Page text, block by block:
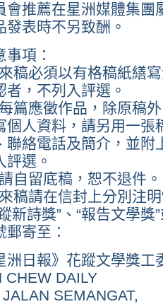
會推薦在星洲媒體集團
發表時不另致酬。
事項：
稿必須以有格稿紙繕
者，不列入評選。
篇應徵作品，除原稿
個人資料，請另用一張
聯絡電話及簡介，並附
評選。
自留底稿，恕不退件。
稿請在信封上分別注明
新詩獎”、“報告文學獎
郵寄至：
洲日報》花蹤文學獎工
CHEW DAILY
SEMANGAT,